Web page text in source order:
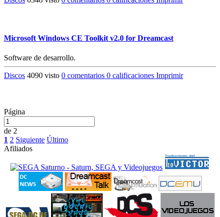
Microsoft Windows CE Toolkit v2.0 for Dreamcast
Software de desarrollo.
Discos 4090 visto 0 comentarios 0 calificaciones Imprimir
Página
de 2
1 2 Siguiente Último
Afiliados